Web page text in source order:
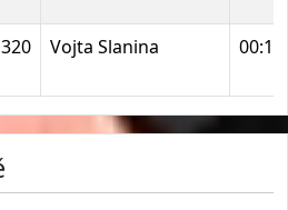
320 Vojta Slanina